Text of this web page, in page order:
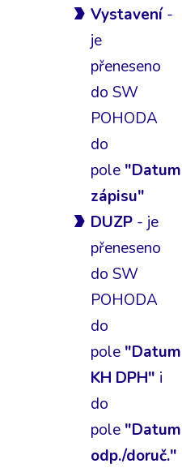
Vystavení -
je
přeneseno
do SW
POHODA
do
pole "Datum
zápisu"
DUZP - je
přeneseno
do SW
POHODA
do
pole "Datum
KH DPH" i
do
pole "Datum
odp./doruč."